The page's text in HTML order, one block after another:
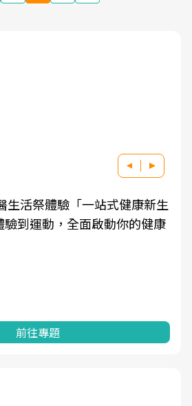
良醫健康網從「換季的身體變化」
學觀點與日常感受的對話，建立對